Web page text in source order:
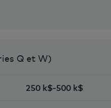
Q et W)
250 k$-500 k$